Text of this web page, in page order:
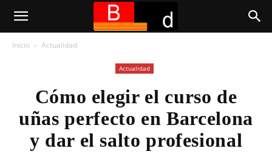
Inicio Actualidad
Actualidad
Cómo elegir el curso de
uñas perfecto en Barcelona
y dar el salto profesional